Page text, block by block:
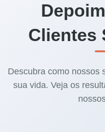
Clientes
Descubra como nossos
sua vida. Veja os